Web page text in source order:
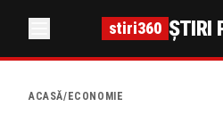
stiri360 ȘTIRI
ACASĂ/ ECONOMIE